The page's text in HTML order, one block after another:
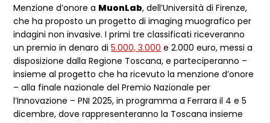
Menzione d’onore a MuonLab, dell’Università di Firenze,
che ha proposto un progetto di imaging muografico per
indagini non invasive. I primi tre classificati riceveranno
un premio in denaro di5.000, 3.000 e 2.000 euro, messi a
disposizione dalla Regione Toscana, e parteciperanno –
insieme al progetto che ha ricevuto la menzione d’onore
– alla finale nazionale del Premio Nazionale per
l’Innovazione – PNI 2025, in programma a Ferrara il 4 e 5
dicembre, dove rappresenteranno la Toscana insieme